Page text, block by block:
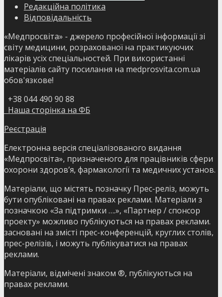
Редакційна політика
Відповідальність
«Медпросвіта» - джерело професійної інформації зі
світу медицини, розрахованої на практикуючих
лікарів усіх спеціальностей. При використанні
матеріалів сайту посилання на medprosvita.com.ua
обов'язкове!
+38 044 490 90 88
Наша сторінка на ФБ
Реєстрація
Електронна версія спеціалізованого видання
«Медпросвіта», призначеного для працівників сфери
охорони здоров’я, фармакології та медичних установ.
Матеріали, що містять позначку Прес-реліз, можуть
бути опубліковані на правах реклами. Матеріали з
позначкою «За підтримки ….», «Партнер / спонсор
проекту» можливо публікуються на правах реклами.
засновані на змісті прес-конференцій, круглих столів,
прес-релізів, і можуть публікуватися на правах
реклами.
Матеріали, відмічені знаком ®, публікуються на
правах реклами.